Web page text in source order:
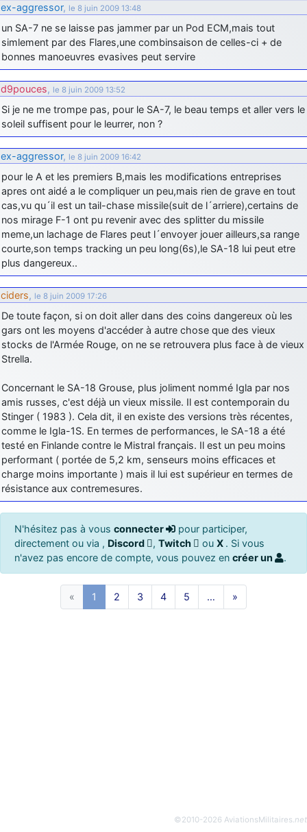
ex-aggressor, le 8 juin 2009 13:48
un SA-7 ne se laisse pas jammer par un Pod ECM,mais tout
simlement par des Flares,une combinsaison de celles-ci + de
bonnes manoeuvres evasives peut servire
d9pouces, le 8 juin 2009 13:52
Si je ne me trompe pas, pour le SA-7, le beau temps et aller vers le
soleil suffisent pour le leurrer, non ?
ex-aggressor, le 8 juin 2009 16:42
pour le A et les premiers B,mais les modifications entreprises
apres ont aidé a le compliquer un peu,mais rien de grave en tout
cas,vu qu´il est un tail-chase missile(suit de l´arriere),certains de
nos mirage F-1 ont pu revenir avec des splitter du missile
meme,un lachage de Flares peut l´envoyer jouer ailleurs,sa range
courte,son temps tracking un peu long(6s),le SA-18 lui peut etre
plus dangereux..
ciders, le 8 juin 2009 17:26
De toute façon, si on doit aller dans des coins dangereux où les
gars ont les moyens d'accéder à autre chose que des vieux
stocks de l'Armée Rouge, on ne se retrouvera plus face à de vieux
Strella.
Concernant le SA-18 Grouse, plus joliment nommé Igla par nos
amis russes, c'est déjà un vieux missile. Il est contemporain du
Stinger ( 1983 ). Cela dit, il en existe des versions très récentes,
comme le Igla-1S. En termes de performances, le SA-18 a été
testé en Finlande contre le Mistral français. Il est un peu moins
performant ( portée de 5,2 km, senseurs moins efficaces et
charge moins importante ) mais il lui est supérieur en termes de
résistance aux contremesures.
N'hésitez pas à vous connecter
pour participer,
directement ou via , Discord , Twitch ou X . Si vous
n'avez pas encore de compte, vous pouvez en créer un .
« 1 2 3 4 5 … »
©2010-2026 AviationsMilitaires.net